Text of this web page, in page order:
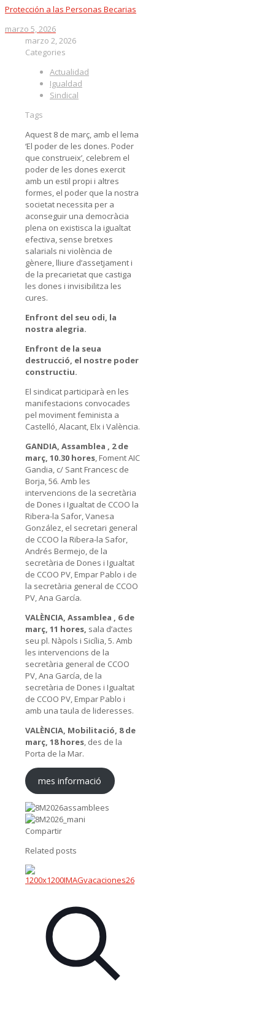
Protección a las Personas Becarias
marzo 5, 2026
marzo 2, 2026
Categories
Actualidad
Igualdad
Sindical
Tags
Aquest 8 de març, amb el lema
‘El poder de les dones. Poder
que construeix’, celebrem el
poder de les dones exercit
amb un estil propi i altres
formes, el poder que la nostra
societat necessita per a
aconseguir una democràcia
plena on existisca la igualtat
efectiva, sense bretxes
salarials ni violència de
gènere, lliure d’assetjament i
de la precarietat que castiga
les dones i invisibilitza les
cures.
Enfront del seu odi, la
nostra alegria.
Enfront de la seua
destrucció, el nostre poder
constructiu.
El sindicat participarà en les
manifestacions convocades
pel moviment feminista a
Castelló, Alacant, Elx i València.
GANDIA, Assamblea , 2 de
març, 10.30 hores, Foment AIC
Gandia, c/ Sant Francesc de
Borja, 56. Amb les
intervencions de la secretària
de Dones i Igualtat de CCOO la
Ribera-la Safor, Vanesa
González, el secretari general
de CCOO la Ribera-la Safor,
Andrés Bermejo, de la
secretària de Dones i Igualtat
de CCOO PV, Empar Pablo i de
la secretària general de CCOO
PV, Ana García.
VALÈNCIA, Assamblea , 6 de
març, 11 hores, sala d’actes
seu pl. Nàpols i Sicília, 5. Amb
les intervencions de la
secretària general de CCOO
PV, Ana García, de la
secretària de Dones i Igualtat
de CCOO PV, Empar Pablo i
amb una taula de lideresses.
VALÈNCIA, Mobilitació, 8 de
març, 18 hores, des de la
Porta de la Mar.
mes informació
Compartir
Related posts